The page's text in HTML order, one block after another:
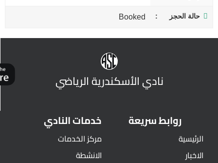
حالة الحجز Booked
نادي الأسكندرية الرياضي
روابط سريعة
الرئيسية
الاخبار
خدمات النادي
مركز الخدمات
الانشطة